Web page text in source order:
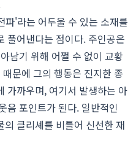
파'라는 어두울 수 있는 소재를
풀어낸다는 점이다. 주인공은
남기 위해 어쩔 수 없이 교황
문에 그의 행동은 진지한 종
가까우며, 여기서 발생하는 아
음 포인트가 된다. 일반적인
클리셰를 비틀어 신선한 재